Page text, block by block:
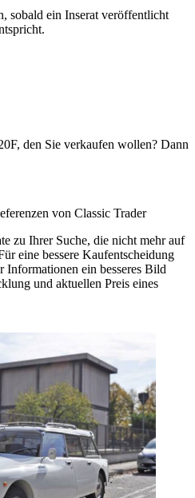
sobald ein Inserat veröffentlicht
den Sie verkaufen wollen? Dann
von Classic Trader
zu Ihrer Suche, die nicht mehr auf
eine bessere Kaufentscheidung
ein besseres Bild
und aktuellen Preis eines